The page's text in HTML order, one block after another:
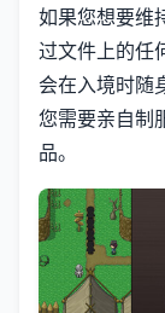
如果您想要维
过文件上的任
会在入境时随
您需要亲自制
品。